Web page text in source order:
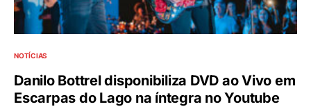
NOTÍCIAS
Danilo Bottrel disponibiliza DVD ao Vivo em
Escarpas do Lago na íntegra no Youtube